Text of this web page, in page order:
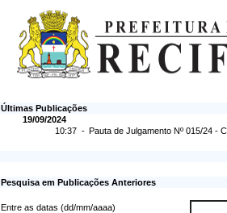
Últimas Publicações
19/09/2024
10:37 - Pauta de Julgamento Nº 015/24 -
Pesquisa em Publicações Anteriores
Entre as datas (dd/mm/aaaa)